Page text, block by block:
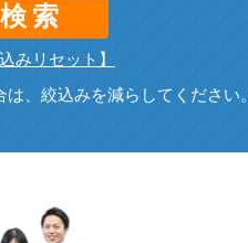
検索
みリセット】
、絞込みを減らしてください。